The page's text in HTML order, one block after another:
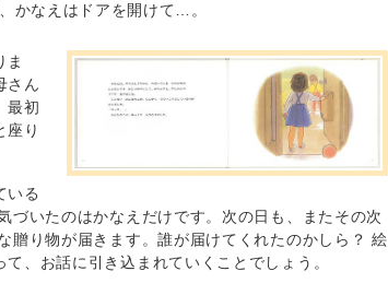
かなえはドアを開けて…。
ま
さん
最初
座り
いる
いたのはかなえだけです。次の日も、またその次
贈り物が届きます。誰が届けてくれたのかしら？ 絵
、お話に引き込まれていくことでしょう。